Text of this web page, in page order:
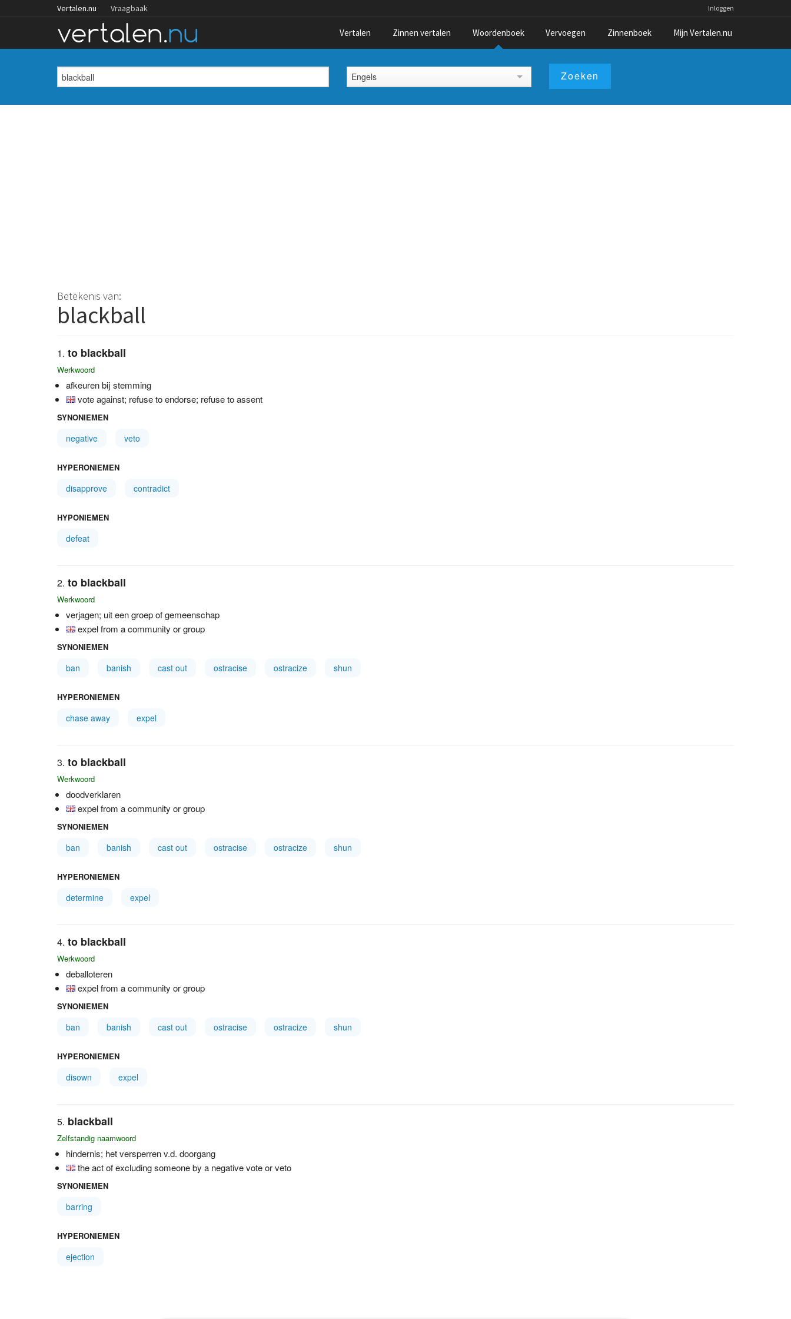
Vertalen.nu Vraagbaak Inloggen
Vertalen Zinnen vertalen Woordenboek Vervoegen Zinnenboek Mijn Vertalen.nu
Engels
Betekenis van:
blackball
to blackball
Werkwoord
afkeuren bij stemming
vote against; refuse to endorse; refuse to assent
SYNONIEMEN
negative veto
HYPERONIEMEN
disapprove contradict
HYPONIEMEN
defeat
to blackball
Werkwoord
verjagen; uit een groep of gemeenschap
expel from a community or group
SYNONIEMEN
ban banish cast out ostracise ostracize shun
HYPERONIEMEN
chase away expel
to blackball
Werkwoord
doodverklaren
expel from a community or group
SYNONIEMEN
ban banish cast out ostracise ostracize shun
HYPERONIEMEN
determine expel
to blackball
Werkwoord
deballoteren
expel from a community or group
SYNONIEMEN
ban banish cast out ostracise ostracize shun
HYPERONIEMEN
disown expel
blackball
Zelfstandig naamwoord
hindernis; het versperren v.d. doorgang
the act of excluding someone by a negative vote or veto
SYNONIEMEN
barring
HYPERONIEMEN
ejection